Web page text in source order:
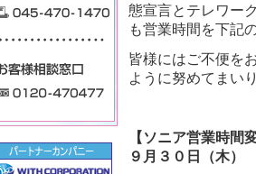
態宣言とテレワー
も営業時間を下記
皆様にはご不便を
ように努めてまい
【ソニア営業時間
９月３０日（木）